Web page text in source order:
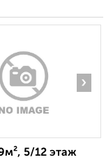
›
5/12 этаж